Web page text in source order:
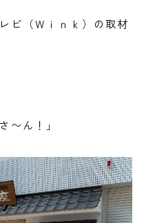
ビ（Ｗｉｎｋ）の取材
〜ん！」